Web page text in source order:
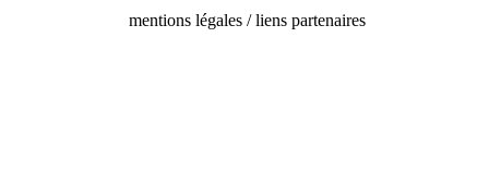
mentions légales / liens partenaires